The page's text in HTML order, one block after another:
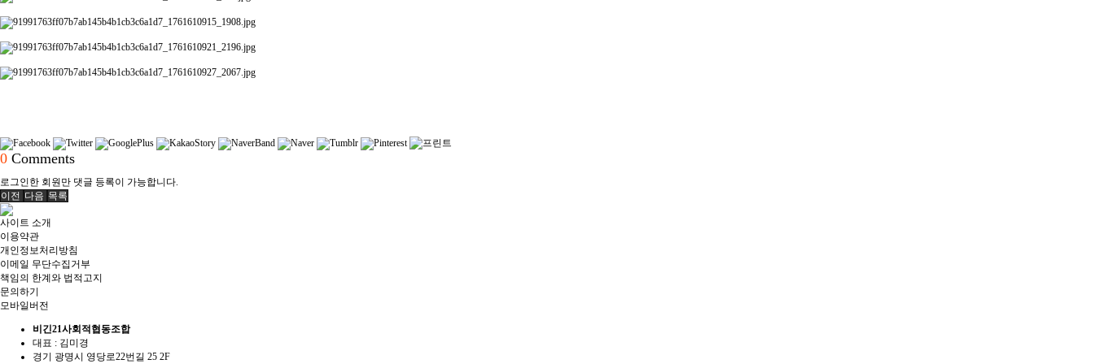
0 Comments
로그인한 회원만 댓글 등록이 가능합니다.
이전 다음 목록
사이트 소개
이용약관
개인정보처리방침
이메일 무단수집거부
책임의 한계와 법적고지
문의하기
모바일버전
비긴21사회적협동조합
대표 : 김미경
경기 광명시 영당로22번길 25 2F